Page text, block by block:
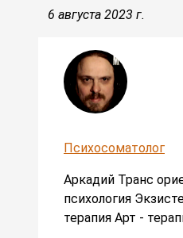
6 августа 2023 г.
Психосоматолог
Аркадий Транс
психология
терапия Арт -